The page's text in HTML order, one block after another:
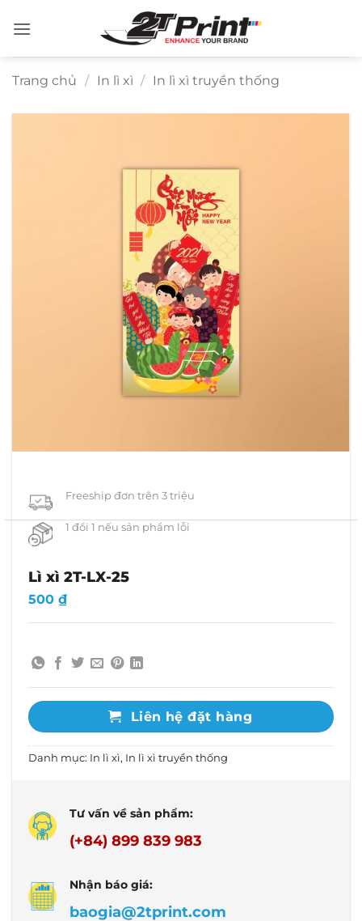
qua
Trang chủ / In lì xì / In lì xì truyền thống
Freeship đơn trên 3 triệu
1 đổi 1 nếu sản phẩm lỗi
Lì xì 2T-LX-25
500 ₫
Liên hệ đặt hàng
Danh mục: In lì xì, In lì xì truyền thống
Tư vấn về sản phẩm:
(+84) 899 839 983
Nhận báo giá:
baogia@2tprint.com